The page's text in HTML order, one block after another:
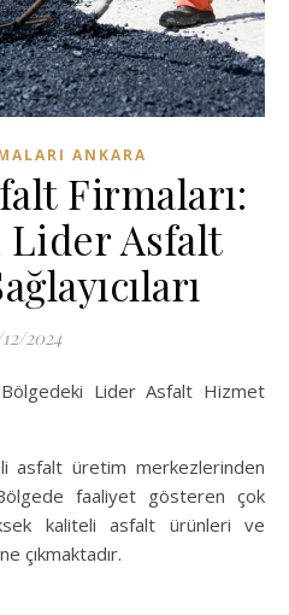
ANKARA
Firmaları:
Asfalt
2024
Bölgedeki Lider Asfalt Hizmet
asfalt üretim merkezlerinden
faaliyet gösteren çok
kaliteli asfalt ürünleri ve
çıkmaktadır.